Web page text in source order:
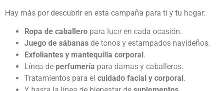
Hay más por descubrir en esta campaña para ti y tu hogar:
Ropa de caballero para lucir en cada ocasión.
Juego de sábanas de tonos y estampados navideños.
Exfoliantes y mantequilla corporal.
Línea de perfumería para damas y caballeros.
Tratamientos para el cuidado facial y corporal.